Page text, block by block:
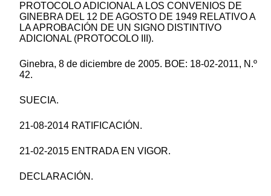
PROTOCOLO ADICIONAL A LOS CONVENIOS DE
GINEBRA DEL 12 DE AGOSTO DE 1949 RELATIVO A
LA APROBACIÓN DE UN SIGNO DISTINTIVO
ADICIONAL (PROTOCOLO III).
Ginebra, 8 de diciembre de 2005. BOE: 18-02-2011, N.º
42.
SUECIA.
21-08-2014 RATIFICACIÓN.
21-02-2015 ENTRADA EN VIGOR.
DECLARACIÓN.